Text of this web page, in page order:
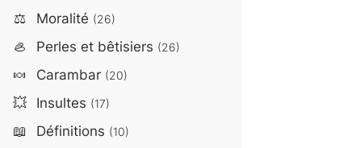
⚖️ Moralité (26)
🦪 Perles et bêtisiers (26)
🍬 Carambar (20)
💥 Insultes (17)
📖 Définitions (10)